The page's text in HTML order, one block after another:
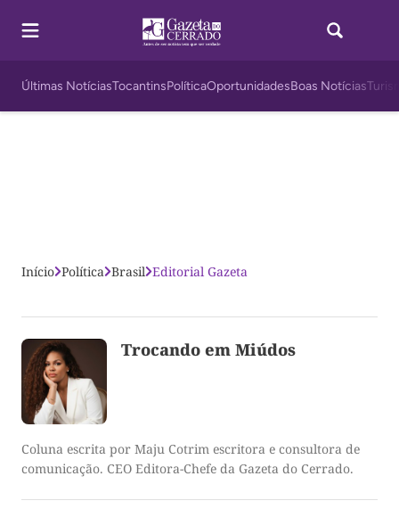
Últimas NotíciasTocantinsPolíticaOportunidadesBoas Notícias
Início Política Brasil Editorial Gazeta
Trocando em Miúdos
Coluna escrita por Maju Cotrim escritora e consultora de
comunicação. CEO Editora-Chefe da Gazeta do Cerrado.